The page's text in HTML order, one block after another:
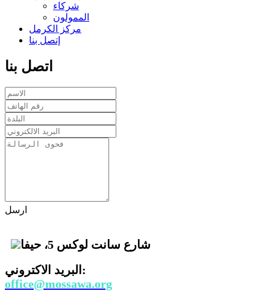
شركاء
الممولون
مركز الكرمل
إتصل بنا
اتصل بنا
ارسل
شارع سانت لوكس 5، حيفا
البريد الاكتروني:
office@mossawa.org